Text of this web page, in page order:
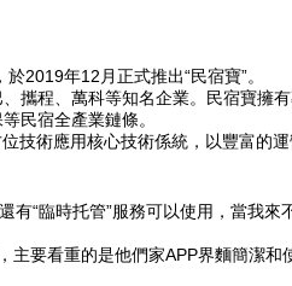
2019年12月正式推出“民宿寶”。
程、萬科等知名企業。民宿寶擁
民宿全產業鏈條。
術應用核心技術係統，以豐富的
“臨時托管”服務可以使用，當我
要看重的是他們家APP界麵簡潔